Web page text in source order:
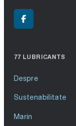
77 LUBRICANTS
Despre
Sustenabilitate
Marin